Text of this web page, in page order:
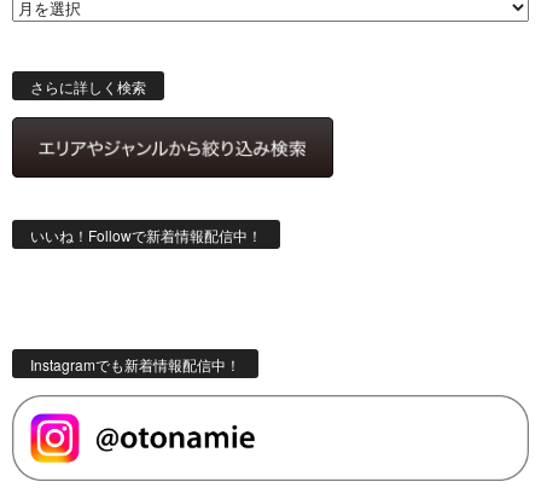
ス
索
さらに詳しく検索
いいね！Followで新着情報配信中！
Instagramでも新着情報配信中！